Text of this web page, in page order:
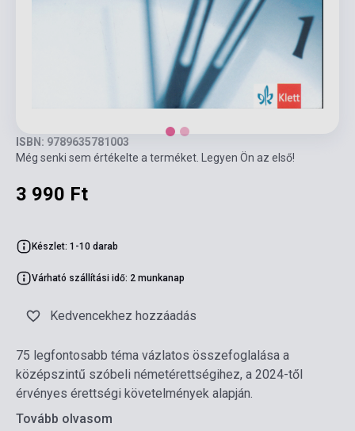
ISBN: 9789635781003
Még senki sem értékelte a terméket. Legyen Ön az első!
3 990 Ft
Készlet: 1-10 darab
Várható szállítási idő: 2 munkanap
Kedvencekhez hozzáadás
75 legfontosabb téma vázlatos összefoglalása a
középszintű szóbeli németérettségihez, a 2024-től
érvényes érettségi követelmények alapján.
Tovább olvasom